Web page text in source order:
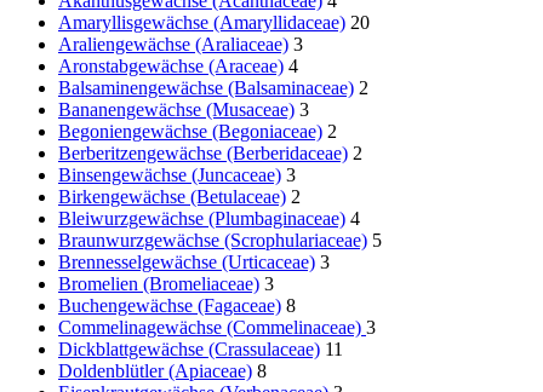
Amaryllisgewächse (Amaryllidaceae) 20
Araliengewächse (Araliaceae) 3
Aronstabgewächse (Araceae) 4
Balsaminengewächse (Balsaminaceae) 2
Bananengewächse (Musaceae) 3
Begoniengewächse (Begoniaceae) 2
Berberitzengewächse (Berberidaceae) 2
Binsengewächse (Juncaceae) 3
Birkengewächse (Betulaceae) 2
Bleiwurzgewächse (Plumbaginaceae) 4
Braunwurzgewächse (Scrophulariaceae) 5
Brennesselgewächse (Urticaceae) 3
Bromelien (Bromeliaceae) 3
Buchengewächse (Fagaceae) 8
Commelinagewächse (Commelinaceae) 3
Dickblattgewächse (Crassulaceae) 11
Doldenblütler (Apiaceae) 8